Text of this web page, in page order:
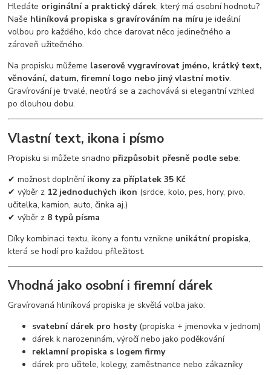
Hledáte originální a praktický dárek, který má osobní hodnotu?
Naše hliníková propiska s gravírováním na míru je ideální
volbou pro každého, kdo chce darovat něco jedinečného a
zároveň užitečného.
Na propisku můžeme laserově vygravírovat jméno, krátký text,
věnování, datum, firemní logo nebo jiný vlastní motiv.
Gravírování je trvalé, neotírá se a zachovává si elegantní vzhled
po dlouhou dobu.
Vlastní text, ikona i písmo
Propisku si můžete snadno přizpůsobit přesně podle sebe:
✔ možnost doplnění ikony za příplatek 35 Kč
✔ výběr z 12 jednoduchých ikon (srdce, kolo, pes, hory, pivo,
učitelka, kamion, auto, činka aj.)
✔ výběr z 8 typů písma
Díky kombinaci textu, ikony a fontu vznikne unikátní propiska,
která se hodí pro každou příležitost.
Vhodná jako osobní i firemní dárek
Gravírovaná hliníková propiska je skvělá volba jako:
svatební dárek pro hosty(propiska + jmenovka v jednom)
dárek k narozeninám, výročí nebo jako poděkování
reklamní propiska s logem firmy
dárek pro učitele, kolegy, zaměstnance nebo zákazníky